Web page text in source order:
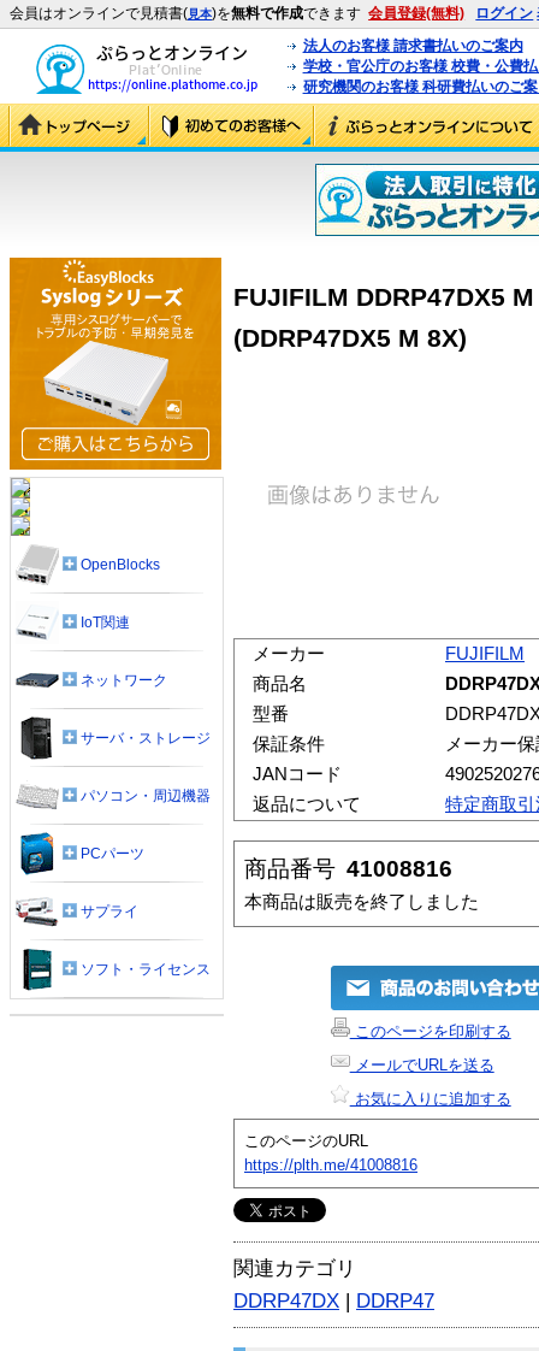
会員はオンラインで見積書(見本)を無料で作成できます 会員登録(無料) ログイン
法人のお客様 請求書払いのご案内
学校・官公庁のお客様 校費・公費
研究機関のお客様 科研費払いのご
FUJIFILM DDRP47DX5
(DDRP47DX5 M 8X)
メーカー
FUJIFILM
商品名
型番
保証条件
メーカー
JANコード
返品について
特定商取
商品番号 41008816
本商品は販売を終了しました
このページを印刷する
メールでURLを送る
お気に入りに追加する
このページのURL
https://plth.me/41008816
関連カテゴリ
DDRP47DX | DDRP47
OpenBlocks
IoT関連
ネットワーク
サーバ・ストレージ
パソコン・周辺機器
PCパーツ
サプライ
ソフト・ライセンス